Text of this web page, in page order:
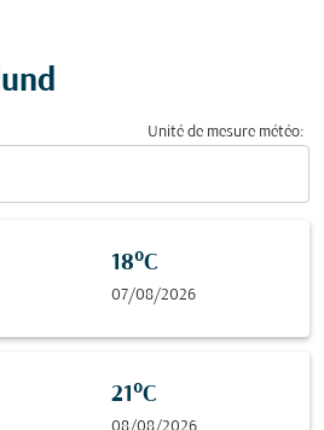
Unité de mesure météo:
18°C
07/08/2026
21°C